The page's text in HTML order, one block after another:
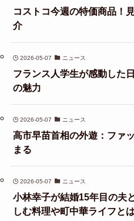
コストコ今週の特価商品！
介
2026-05-07 ニュース
フランス人学生が感動した
の魅力
2026-05-07 ニュース
高市早苗首相の外遊：ファ
まる
2026-05-07 ニュース
小林幸子が結婚15年目の夫
しむ料理や町中華ライフとは